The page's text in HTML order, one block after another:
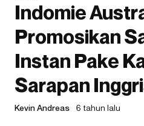
Indomie
Promosikan
Instan Pake
Sarapan
Kevin Andreas 6 tahun lalu